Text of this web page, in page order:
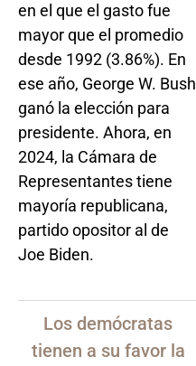
en el que el gasto fue
mayor que el promedio
desde 1992 (3.86%). En
ese año, George W. Bush
ganó la elección para
presidente. Ahora, en
2024, la Cámara de
Representantes tiene
mayoría republicana,
partido opositor al de
Joe Biden.
Los demócratas
tienen a su favor la